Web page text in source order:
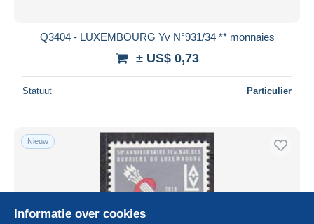
Q3404 - LUXEMBOURG Yv N°931/34 ** monnaies
± US$ 0,73
Statuut Particulier
Nieuw
Informatie over cookies